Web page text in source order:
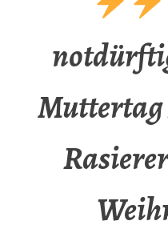
Muttertag